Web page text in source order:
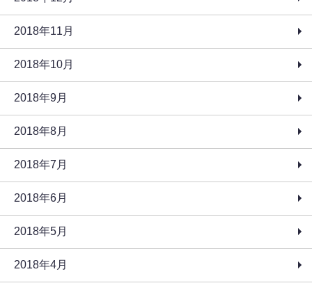
2018年11月
2018年10月
2018年9月
2018年8月
2018年7月
2018年6月
2018年5月
2018年4月